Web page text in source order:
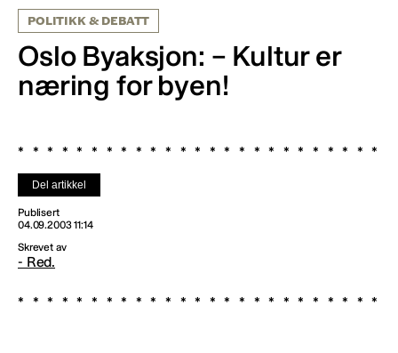
POLITIKK & DEBATT
Oslo Byaksjon: – Kultur er
næring for byen!
Del artikkel
Publisert
04.09.2003 11:14
Skrevet av
- Red.